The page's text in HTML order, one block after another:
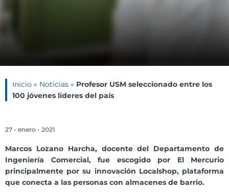
Inicio » Noticias » Profesor USM seleccionado entre los
100 jóvenes líderes del país
27 - enero - 2021
Marcos Lozano Harcha, docente del Departamento de
Ingeniería Comercial, fue escogido por El Mercurio
principalmente por su innovación Localshop, plataforma
que conecta a las personas con almacenes de barrio.